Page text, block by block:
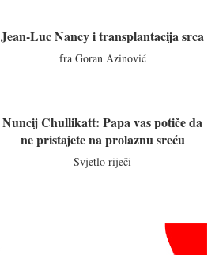
Jean-Luc Nancy i transplantacija srca
fra Goran Azinović
Nuncij Chullikatt: Papa vas potiče da
ne pristajete na prolaznu sreću
Svjetlo riječi